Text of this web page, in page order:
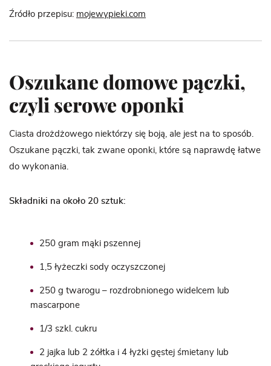
Źródło przepisu: mojewypieki.com
Oszukane domowe pączki,
czyli serowe oponki
Ciasta drożdżowego niektórzy się boją, ale jest na to sposób.
Oszukane pączki, tak zwane oponki, które są naprawdę łatwe
do wykonania.
Składniki na około 20 sztuk:
250 gram mąki pszennej
1,5 łyżeczki sody oczyszczonej
250 g twarogu – rozdrobnionego widelcem lub
mascarpone
1/3 szkl. cukru
2 jajka lub 2 żółtka i 4 łyżki gęstej śmietany lub